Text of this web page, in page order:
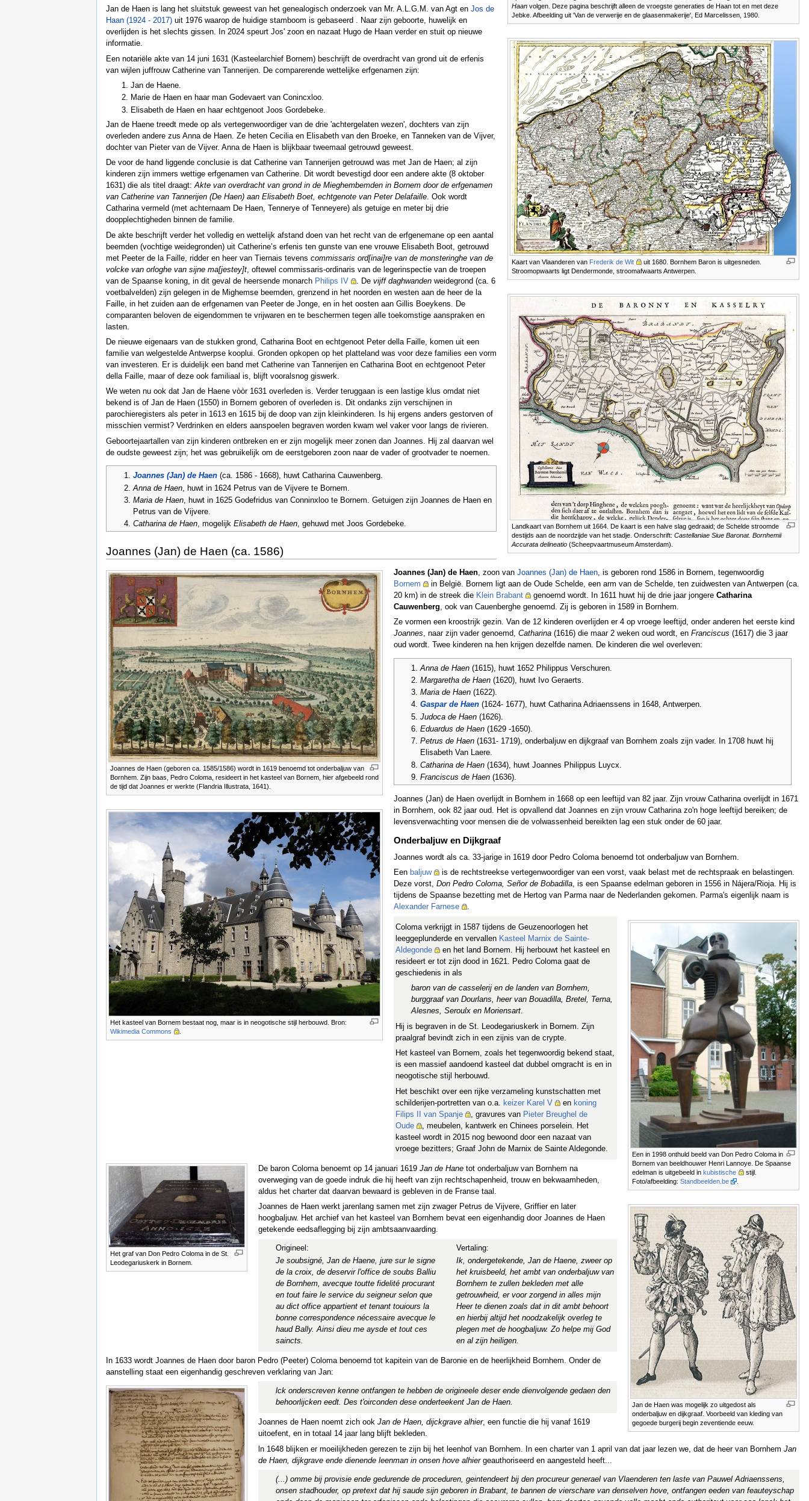
Haan volgen. Deze pagina beschrijft alleen de vroegste generaties de Haan tot en met deze
Jebke. Afbeelding uit 'Van de verwerije en de glaasenmakerije', Ed Marcelissen, 1980.
Kaart van Vlaanderen van Frederik de Wit
uit 1680. Bornhem Baron is uitgesneden.
Stroomopwaarts ligt Dendermonde, stroomafwaarts Antwerpen.
Landkaart van Bornhem uit 1664. De kaart is een halve slag gedraaid; de Schelde stroomde
destijds aan de noordzijde van het stadje. Onderschrift: Castellaniae Siue Baronat. Bornhemii
Accurata delineatio (Scheepvaartmuseum Amsterdam).
Jan de Haen is lang het sluitstuk geweest van het genealogisch onderzoek van Mr. A.L.G.M. van Agt en Jos de
Haan (1924 - 2017) uit 1976 waarop de huidige stamboom is gebaseerd . Naar zijn geboorte, huwelijk en
overlijden is het slechts gissen. In 2024 speurt Jos' zoon en nazaat Hugo de Haan verder en stuit op nieuwe
informatie.
Een notariële akte van 14 juni 1631 (Kasteelarchief Bornem) beschrijft de overdracht van grond uit de erfenis
van wijlen juffrouw Catherine van Tannerijen. De comparerende wettelijke erfgenamen zijn:
Jan de Haene.
Marie de Haen en haar man Godevaert van Conincxloo.
Elisabeth de Haen en haar echtgenoot Joos Gordebeke.
Jan de Haene treedt mede op als vertegenwoordiger van de drie 'achtergelaten wezen', dochters van zijn
overleden andere zus Anna de Haen. Ze heten Cecilia en Elisabeth van den Broeke, en Tanneken van de Vijver,
dochter van Pieter van de Vijver. Anna de Haen is blijkbaar tweemaal getrouwd geweest.
De voor de hand liggende conclusie is dat Catherine van Tannerijen getrouwd was met Jan de Haen; al zijn
kinderen zijn immers wettige erfgenamen van Catherine. Dit wordt bevestigd door een andere akte (8 oktober
1631) die als titel draagt:Akte van overdracht van grond in de Mieghembemden in Bornem door de erfgenamen
van Catherine van Tannerijen (De Haen) aan Elisabeth Boet, echtgenote van Peter Delafaille. Ook wordt
Catharina vermeld (met achternaam De Haen, Tennerye of Tenneyere) als getuige en meter bij drie
doopplechtigheden binnen de familie.
De akte beschrijft verder het volledig en wettelijk afstand doen van het recht van de erfgenemane op een aantal
beemden (vochtige weidegronden) uit Catherine’s erfenis ten gunste van ene vrouwe Elisabeth Boot, getrouwd
met Peeter de la Faille, ridder en heer van Tiernais tevens commissaris ord[inai]re van de monsteringhe van de
volcke van orloghe van sijne ma[jestey]t , oftewel commissaris-ordinaris van de legerinspectie van de troepen
van de Spaanse koning, in dit geval de heersende monarch Philips IV . De vijff daghwanden weidegrond (ca. 6
voetbalvelden) zijn gelegen in de Mighemse beemden, grenzend in het noorden en westen aan de heer de la
Faille, in het zuiden aan de erfgenamen van Peeter de Jonge, en in het oosten aan Gillis Boeykens. De
comparanten beloven de eigendommen te vrijwaren en te beschermen tegen alle toekomstige aanspraken en
lasten.
De nieuwe eigenaars van de stukken grond, Catharina Boot en echtgenoot Peter della Faille, komen uit een
familie van welgestelde Antwerpse kooplui. Gronden opkopen op het platteland was voor deze families een vorm
van investeren. Er is duidelijk een band met Catherine van Tannerijen en Catharina Boot en echtgenoot Peter
della Faille, maar of deze ook familiaal is, blijft vooralsnog giswerk.
We weten nu ook dat Jan de Haene vòòr 1631 overleden is. Verder teruggaan is een lastige klus omdat niet
bekend is of Jan de Haen (1550) in Bornem geboren of overleden is. Dit ondanks zijn verschijnen in
parochieregisters als peter in 1613 en 1615 bij de doop van zijn kleinkinderen. Is hij ergens anders gestorven of
misschien vermist? Verdrinken en elders aanspoelen begraven worden kwam wel vaker voor langs de rivieren.
Geboortejaartallen van zijn kinderen ontbreken en er zijn mogelijk meer zonen dan Joannes. Hij zal daarvan wel
de oudste geweest zijn; het was gebruikelijk om de eerstgeboren zoon naar de vader of grootvader te noemen.
Joannes (Jan) de Haen(ca. 1586 - 1668), huwt Catharina Cauwenberg.
Anna de Haen, huwt in 1624 Petrus van de Vijvere te Bornem.
Maria de Haen, huwt in 1625 Godefridus van Conninxloo te Bornem. Getuigen zijn Joannes de Haen en
Petrus van de Vijvere.
Catharina de Haen, mogelijk Elisabeth de Haen, gehuwd met Joos Gordebeke.
Joannes (Jan) de Haen (ca. 1586)
Joannes de Haen (geboren ca. 1585/1586) wordt in 1619 benoemd tot onderbaljuw van
Bornhem. Zijn baas, Pedro Coloma, resideert in het kasteel van Bornem, hier afgebeeld rond
de tijd dat Joannes er werkte (Flandria Illustrata, 1641).
Het kasteel van Bornem bestaat nog, maar is in neogotische stijl herbouwd. Bron:
Wikimedia Commons
Joannes (Jan) de Haen, zoon van Joannes (Jan) de Haen, is geboren rond 1586 in Bornem, tegenwoordig
Bornem
in België. Bornem ligt aan de Oude Schelde, een arm van de Schelde, ten zuidwesten van Antwerpen (ca.
20 km) in de streek die Klein Brabant genoemd wordt. In 1611 huwt hij de drie jaar jongere Catharina
Cauwenberg , ook van Cauenberghe genoemd. Zij is geboren in 1589 in Bornhem.
Ze vormen een kroostrijk gezin. Van de 12 kinderen overlijden er 4 op vroege leeftijd, onder anderen het eerste kind
Joannes, naar zijn vader genoemd, Catharina(1616) die maar 2 weken oud wordt, en Franciscus (1617) die 3 jaar
oud wordt. Twee kinderen na hen krijgen dezelfde namen. De kinderen die wel overleven:
Anna de Haen (1615), huwt 1652 Philippus Verschuren.
Margaretha de Haen (1620), huwt Ivo Geraerts.
Maria de Haen (1622).
Gaspar de Haen (1624- 1677), huwt Catharina Adriaenssens in 1648, Antwerpen.
Judoca de Haen (1626).
Eduardus de Haen (1629 -1650).
Petrus de Haen (1631- 1719), onderbaljuw en dijkgraaf van Bornhem zoals zijn vader. In 1708 huwt hij
Elisabeth Van Laere.
Catharina de Haen (1634), huwt Joannes Philippus Luycx.
Franciscus de Haen (1636).
Joannes (Jan) de Haen overlijdt in Bornhem in 1668 op een leeftijd van 82 jaar. Zijn vrouw Catharina overlijdt in 1671
in Bornhem, ook 82 jaar oud. Het is opvallend dat Joannes en zijn vrouw Catharina zo'n hoge leeftijd bereiken; de
levensverwachting voor mensen die de volwassenheid bereikten lag een stuk onder de 60 jaar.
Onderbaljuw en Dijkgraaf
Joannes wordt als ca. 33-jarige in 1619 door Pedro Coloma benoemd tot onderbaljuw van Bornhem.
Een baljuw
is de rechtstreekse vertegenwoordiger van een vorst, vaak belast met de rechtspraak en belastingen.
Deze vorst, Don Pedro Coloma, Señor de Bobadilla, is een Spaanse edelman geboren in 1556 in Nájera/Rioja. Hij is
tijdens de Spaanse bezetting met de Hertog van Parma naar de Nederlanden gekomen. Parma's eigenlijk naam is
Alexander Farnese
.
Een in 1998 onthuld beeld van Don Pedro Coloma in
Bornem van beeldhouwer Henri Lannoye. De Spaanse
edelman is uitgebeeld in kubistische
stijl.
Foto/afbeelding: Standbeelden.be
Coloma verkrijgt in 1587 tijdens de Geuzenoorlogen het
leeggeplunderde en vervallen Kasteel Marnix de Sainte-
Aldegonde
en het land Bornem. Hij herbouwt het kasteel en
resideert er tot zijn dood in 1621. Pedro Coloma gaat de
geschiedenis in als
baron van de casselerij en de landen van Bornhem,
burggraaf van Dourlans, heer van Bouadilla, Bretel, Terna,
Alesnes, Seroulx en Moriensart.
Hij is begraven in de St. Leodegariuskerk in Bornem. Zijn
praalgraf bevindt zich in een zijnis van de crypte.
Het kasteel van Bornem, zoals het tegenwoordig bekend staat,
is een massief aandoend kasteel dat dubbel omgracht is en in
neogotische stijl herbouwd.
Het beschikt over een rijke verzameling kunstschatten met
schilderijen-portretten van o.a. keizer Karel V en koning
Filips II van Spanje
, gravures van Pieter Breughel de
Oude
, meubelen, kantwerk en Chinees porselein. Het
kasteel wordt in 2015 nog bewoond door een nazaat van
vroege bezitters; Graaf John de Marnix de Sainte Aldegonde.
Het graf van Don Pedro Coloma in de St.
Leodegariuskerk in Bornem.
Jan de Haen was mogelijk zo uitgedost als
onderbaljuw en dijkgraaf. Voorbeeld van kleding van
gegoede burgerij begin zeventiende eeuw.
De baron Coloma benoemt op 14 januari 1619 Jan de Hanetot onderbaljuw van Bornhem na
overweging van de goede indruk die hij heeft van zijn rechtschapenheid, trouw en bekwaamheden,
aldus het charter dat daarvan bewaard is gebleven in de Franse taal.
Joannes de Haen werkt jarenlang samen met zijn zwager Petrus de Vijvere, Griffier en later
hoogbaljuw. Het archief van het kasteel van Bornhem bevat een eigenhandig door Joannes de Haen
getekende eedsaflegging bij zijn ambtsaanvaarding.
Origineel:
Je soubsigné, Jan de Haene, jure sur le signe
de la croix, de deservir l'office de soubs Balliu
de Bornhem, avecque toutte fidelité procurant
en tout faire le service du seigneur selon que
au dict office appartient et tenant touiours la
bonne correspondence nécessaire avecque le
haud Bally. Ainsi dieu me aysde et tout ces
saincts.
Vertaling:
Ik, ondergetekende, Jan de Haene, zweer op
het kruisbeeld, het ambt van onderbaljuw van
Bornhem te zullen bekleden met alle
getrouwheid, er voor zorgend in alles mijn
Heer te dienen zoals dat in dit ambt behoort
en hierbij altijd het noodzakelijk overleg te
plegen met de hoogbaljuw. Zo helpe mij God
en al zijn heiligen.
In 1633 wordt Joannes de Haen door baron Pedro (Peeter) Coloma benoemd tot kapitein van de Baronie en de heerlijkheid Bornhem. Onder de
aanstelling staat een eigenhandig geschreven verklaring van Jan:
lck onderscreven kenne ontfangen te hebben de origineele deser ende dienvolgende gedaen den
behoorlijcken eedt. Des t'oirconden dese onderteekent Jan de Haen.
Joannes de Haen noemt zich ook Jan de Haen, dijckgrave alhier, een functie die hij vanaf 1619
uitoefent, en in totaal 14 jaar lang blijft bekleden.
ln 1648 blijken er moeilijkheden gerezen te zijn bij het leenhof van Bornhem. In een charter van 1 april van dat jaar lezen we, dat de heer van Bornhem Jan
de Haen, dijkgrave ende dienende leenman in onsen hove alhiergeauthoriseerd en aangesteld heeft...
(...) omme bij provisie ende gedurende de proceduren, geintendeert bij den procureur generael van Vlaenderen ten laste van Pauwel Adriaenssens,
onsen stadhouder, op pretext dat hij saude sijn geboren in Brabant, te bannen de vierschare van denselven hove, ontfangen eeden van feauteyschap